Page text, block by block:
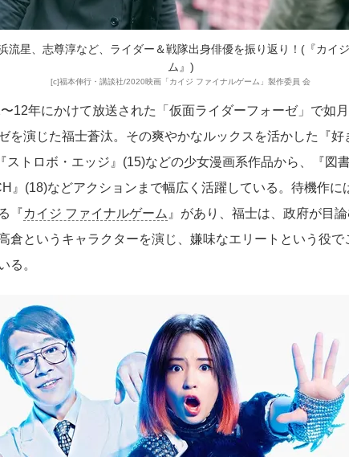
流星、志尊淳など、ライダー＆戦隊出身俳優を振り返り！(『カイ
ム』)
[c]福本伸行・講談社/2020映画「カイジ ファイナルゲーム」製作委員 会
12年にかけて放送された「仮面ライダーフォーゼ」で如
を演じた福士蒼汰。その爽やかなルックスを活かした『好
ストロボ・エッジ』(15)などの少女漫画系作品から、『図
』(18)などアクションまで幅広く活躍している。待機作に
『カイジ ファイナルゲーム 』があり、福士は、政府が目
倉というキャラクターを演じ、嫌味なエリートという役で
る。